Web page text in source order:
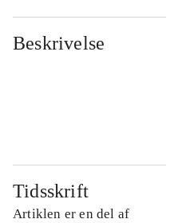
Beskrivelse
Tidsskrift
Artiklen er en del af